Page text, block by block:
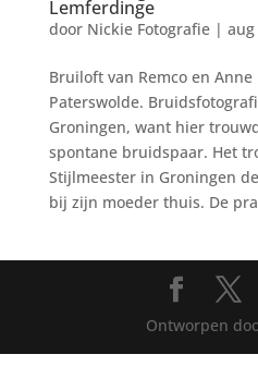
Lemferdinge
door Nickie Fotografie| aug
Bruiloft van Remco en
Paterswolde.
Groningen, want hier
spontane bruidspaar. Het
Stijlmeester in Groningen
bij zijn moeder thuis. De
Ontworpen